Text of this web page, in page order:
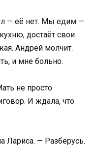
— её нет. Мы едим —
достаёт свои
Андрей молчит.
и мне больно.
не просто
И ждала, что
Лариса. — Разберусь.